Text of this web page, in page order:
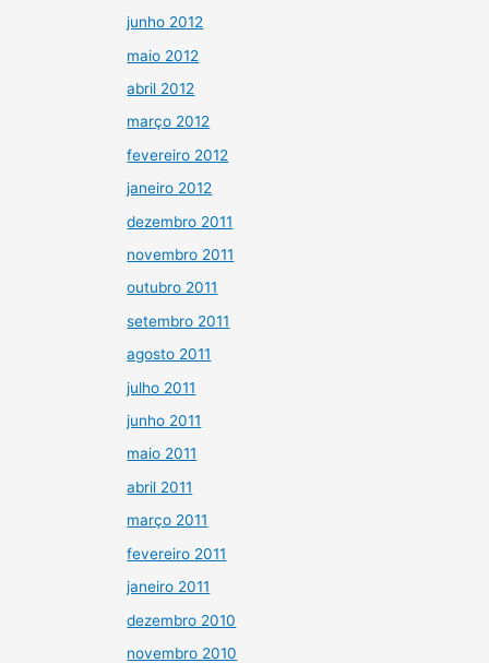
junho 2012
maio 2012
abril 2012
março 2012
fevereiro 2012
janeiro 2012
dezembro 2011
novembro 2011
outubro 2011
setembro 2011
agosto 2011
julho 2011
junho 2011
maio 2011
abril 2011
março 2011
fevereiro 2011
janeiro 2011
dezembro 2010
novembro 2010